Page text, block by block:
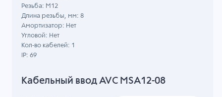
Кабельный ввод AVC MSA12-08
Резьба: M12
Длина резьбы, мм: 8
Амортизатор: Нет
Угловой: Нет
Кол-во кабелей: 1
IP: 69